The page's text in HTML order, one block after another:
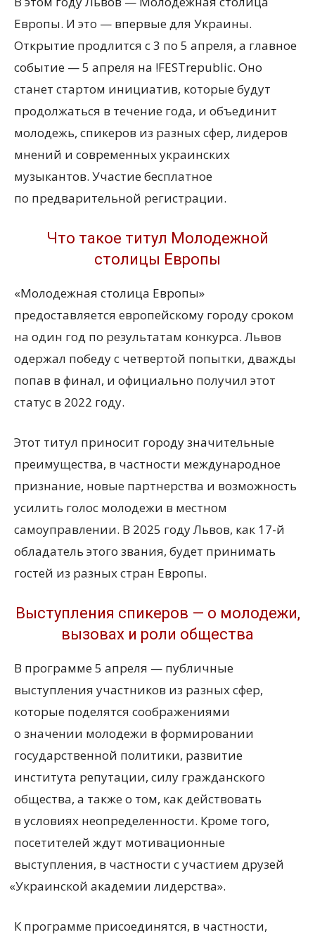
Европы. И это — впервые для Украины.
Открытие продлится с 3 по 5 апреля, а главное
событие — 5 апреля на !FESTrepublic. Оно
станет стартом инициатив, которые будут
продолжаться в течение года, и объединит
молодежь, спикеров из разных сфер, лидеров
мнений и современных украинских
музыкантов. Участие бесплатное
по предварительной регистрации.
Что такое титул Молодежной
столицы Европы
«Молодежная столица Европы»
предоставляется европейскому городу сроком
на один год по результатам конкурса. Львов
одержал победу с четвертой попытки, дважды
попав в финал, и официально получил этот
статус в 2022 году.
Этот титул приносит городу значительные
преимущества, в частности международное
признание, новые партнерства и возможность
усилить голос молодежи в местном
самоуправлении. В 2025 году Львов, как 17-й
обладатель этого звания, будет принимать
гостей из разных стран Европы.
Выступления спикеров — о молодежи,
вызовах и роли общества
В программе 5 апреля — публичные
выступления участников из разных сфер,
которые поделятся соображениями
о значении молодежи в формировании
государственной политики, развитие
института репутации, силу гражданского
общества, а также о том, как действовать
в условиях неопределенности. Кроме того,
посетителей ждут мотивационные
выступления, в частности с участием друзей
«Украинской академии лидерства».
К программе присоединятся, в частности,